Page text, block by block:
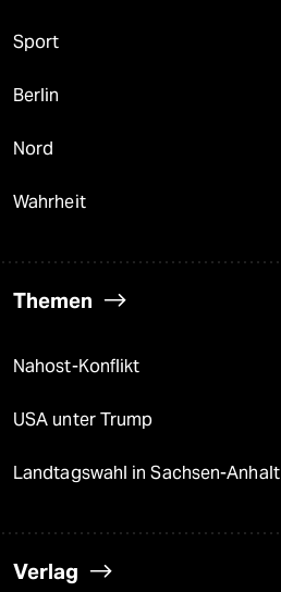
Sport
Berlin
Nord
Wahrheit
Themen
Nahost-Konflikt
USA unter Trump
Landtagswahl in Sachsen-Anhalt
Verlag